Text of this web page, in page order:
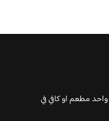
مطعم او كافي في